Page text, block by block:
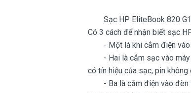
Sạc HP EliteBook 820 G1
Có 3 cách để nhận biết sạc
- Một là khi cắm điện vào
- Hai là cắm sạc vào máy
có tín hiệu của sạc, pin
- Ba là cắm điện vào đèn